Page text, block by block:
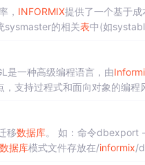
， INFORMIX提供了一个基于
sysmaster的相关表中(如
是一种高级编程语言，由
，支持过程式和面向对象的编
移数据库 。 如：命令dbexport
数据库模式文件存放在/informix/